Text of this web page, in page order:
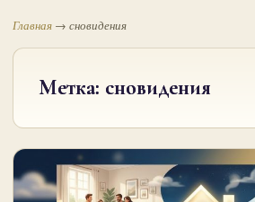
Главная → сновидения
Метка: сновидения